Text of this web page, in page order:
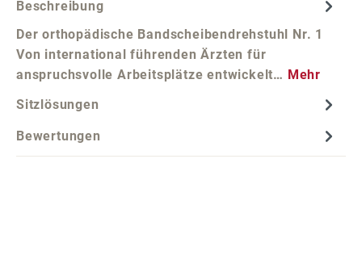
Beschreibung
Der orthopädische Bandscheibendrehstuhl Nr. 1
Von international führenden Ärzten für
anspruchsvolle Arbeitsplätze entwickelt… Mehr
Sitzlösungen
Bewertungen